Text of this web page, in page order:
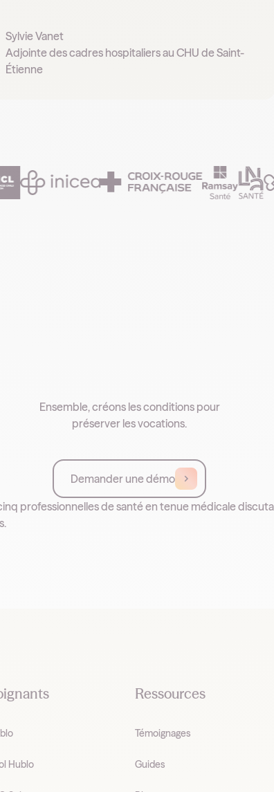
Sylvie Vanet
Adjointe des cadres hospitaliers au CHU de Saint-
Étienne
Ensemble, créons les conditions pour
préserver les vocations.
Demander une démo
Hublo
Ressources
Témoignages
Guides